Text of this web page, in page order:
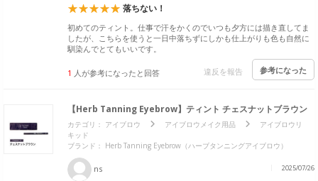
落ちない！
初めてのティント。仕事で汗をかくのでいつも夕方には描き直してま
したが、こちらを使うと一日中落ちずにしかも仕上がりも色も自然に
馴染んでとてもいいです。
1 人が参考になったと回答 違反を報告 参考になった
【Herb Tanning Eyebrow】ティント チェスナットブラウン
カテゴリ： アイブロウ アイブロウメイク用品
アイブロウリ
キッド
ブランド： Herb Tanning Eyebrow（ハーブタンニングアイブロウ）
ns 2025/07/26